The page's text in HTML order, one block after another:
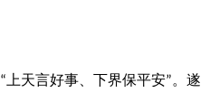
“上天言好事、下界保平安”。遂